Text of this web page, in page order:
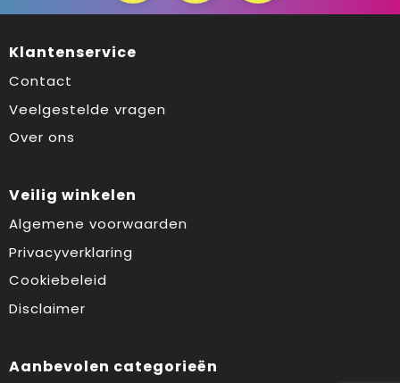
Klantenservice
Contact
Veelgestelde vragen
Over ons
Veilig winkelen
Algemene voorwaarden
Privacyverklaring
Cookiebeleid
Disclaimer
Aanbevolen categorieën